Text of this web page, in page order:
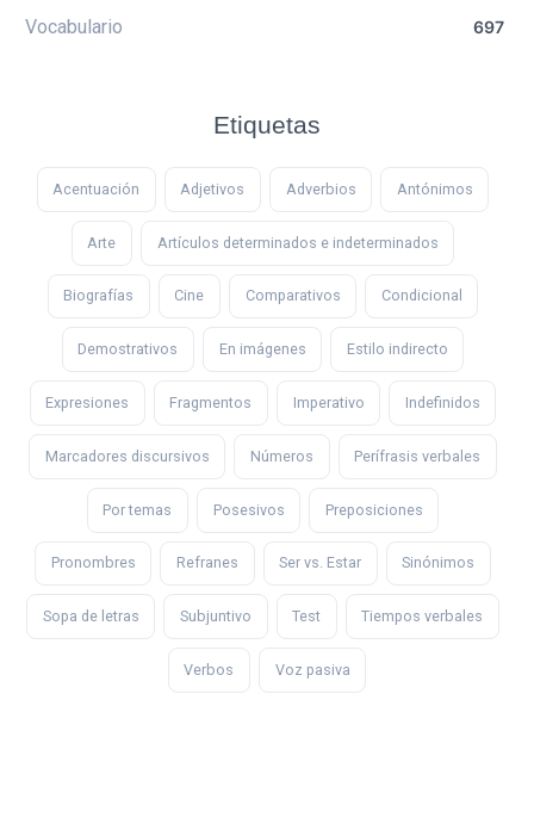
Vocabulario 697
Etiquetas
Acentuación Adjetivos Adverbios Antónimos
Arte Artículos determinados e indeterminados
Biografías Cine Comparativos Condicional
Demostrativos En imágenes Estilo indirecto
Expresiones Fragmentos Imperativo Indefinidos
Marcadores discursivos Números Perífrasis verbales
Por temas Posesivos Preposiciones
Pronombres Refranes Ser vs. Estar Sinónimos
Sopa de letras Subjuntivo Test Tiempos verbales
Verbos Voz pasiva